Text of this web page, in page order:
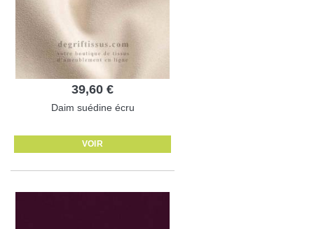
39,60 €
Daim suédine écru
VOIR